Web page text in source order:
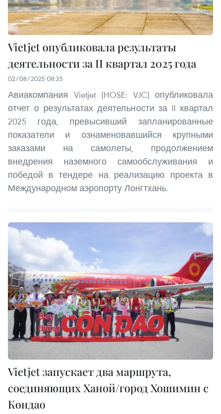
Vietjet опубликовала результаты
деятельности за II квартал 2025 года
02/08/2025 08:35
Авиакомпания Vietjet (HOSE: VJC) опубликовала
отчет о результатах деятельности за II квартал
2025 года, превысивший запланированные
показатели и ознаменовавшийся крупными
заказами на самолеты, продолжением
внедрения наземного самообслуживания и
победой в тендере на реализацию проекта в
Международном аэропорту Лонгтхань.
Vietjet запускает два маршрута,
соединяющих Ханой/город Хошимин с
Кондао